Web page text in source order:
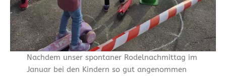
Nachdem unser spontaner Rodelnachmittag im
Januar bei den Kindern so gut angenommen